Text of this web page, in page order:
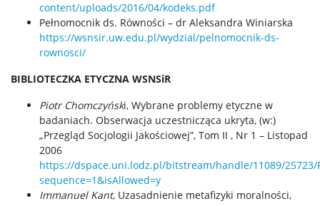
content/uploads/2016/04/kodeks.pdf
Pełnomocnik ds. Równości – dr Aleksandra Winiarska
https://wsnsir.uw.edu.pl/wydzial/pelnomocnik-ds-
rownosci/
BIBLIOTECZKA ETYCZNA WSNSiR
Piotr Chomczyński, Wybrane problemy etyczne w
badaniach. Obserwacja uczestnicząca ukryta, (w:)
„Przegląd Socjologii Jakościowej”, Tom II , Nr 1 – Listopad
2006
https://dspace.uni.lodz.pl/bitstream/handle/11089/25723/
sequence=1&isAllowed=y
Immanuel Kant, Uzasadnienie metafizyki moralności,